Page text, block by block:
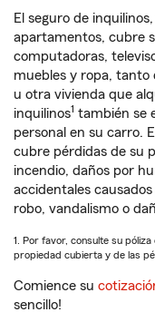
El seguro de
apartamentos, cubre
computadoras,
muebles y ropa,
u otra vivienda que
inquilinos1 también se
personal en su carro.
cubre pérdidas de su
incendio, daños por
accidentales
robo, vandalismo o
1. Por favor, consulte su
propiedad cubierta y de las
Comience su
sencillo!